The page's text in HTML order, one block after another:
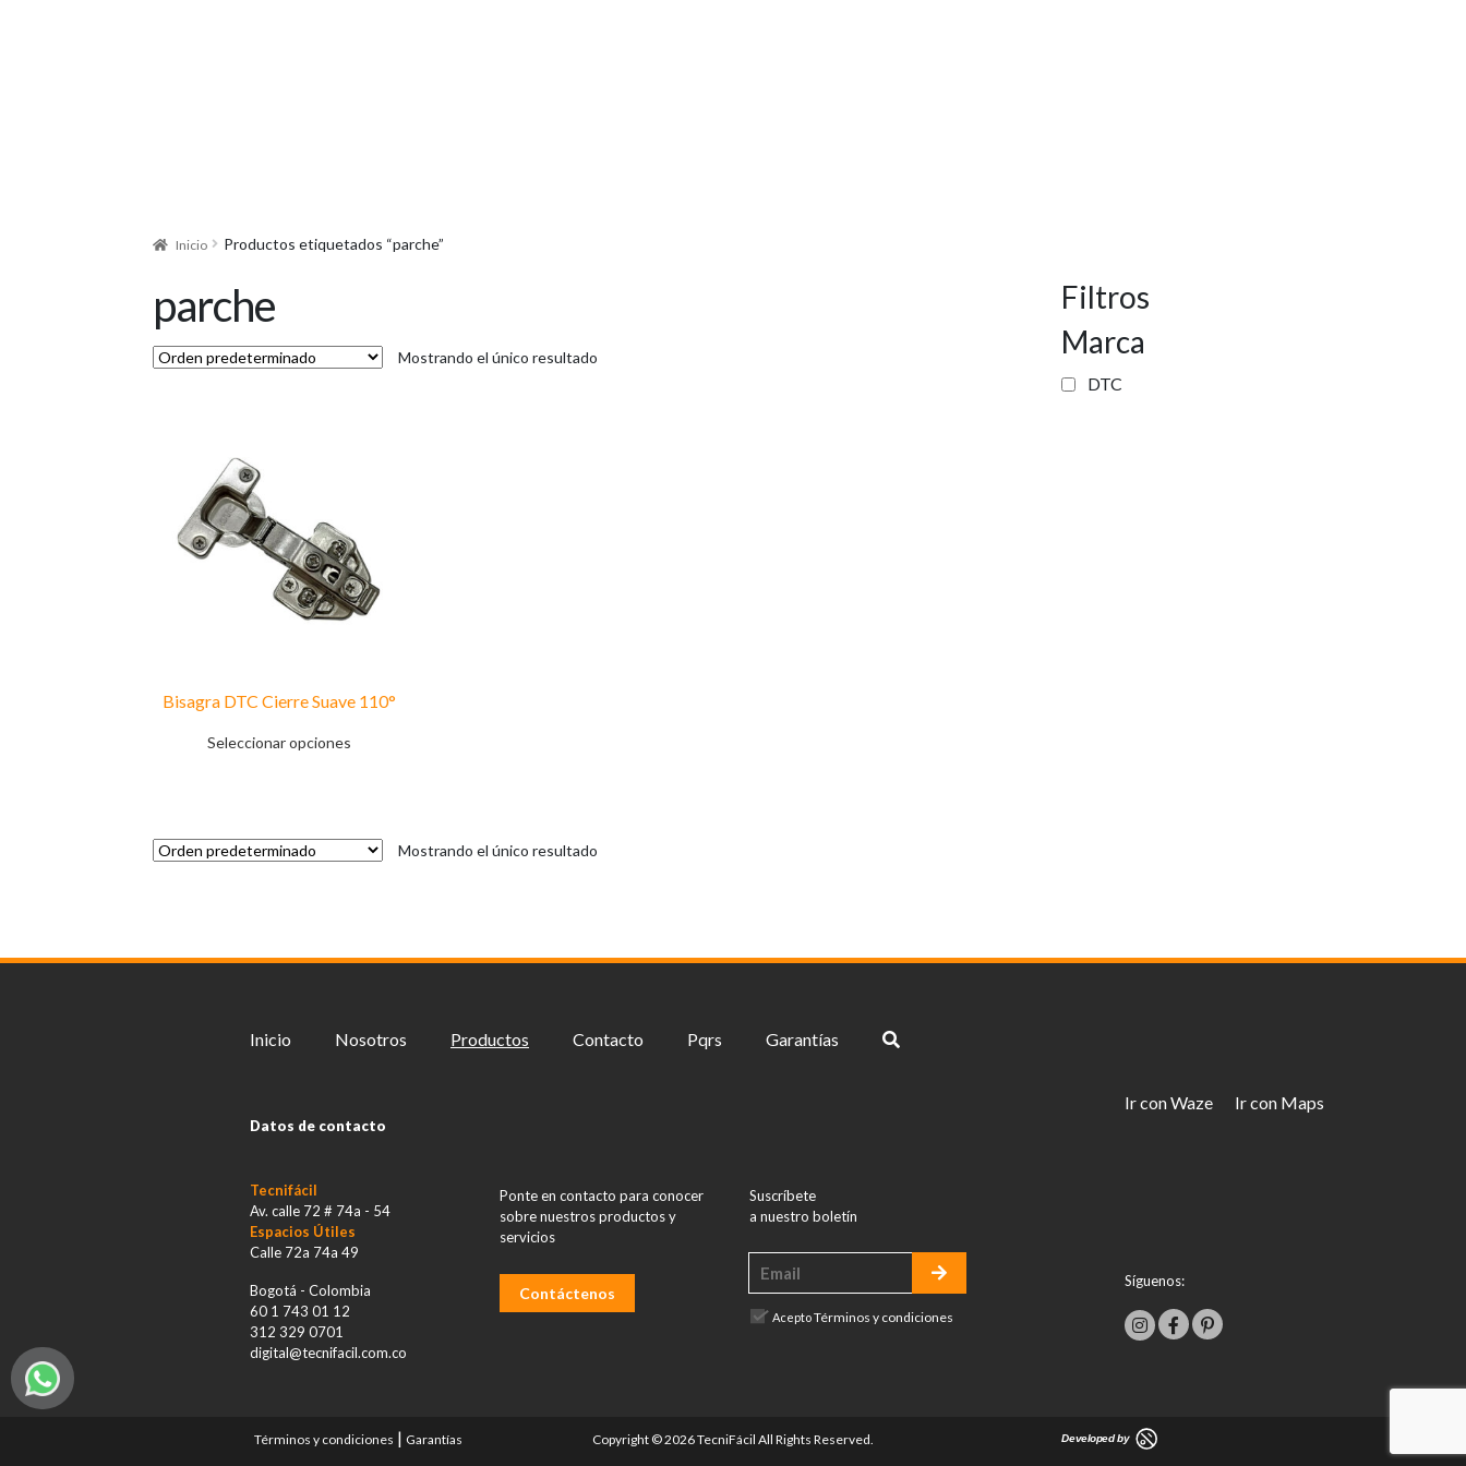
Inicio Productos etiquetados “parche”
parche
Mostrando el único resultado
Bisagra DTC Cierre Suave 110°
Seleccionar opciones
Las
opciones
en
producto
Mostrando el único resultado
Filtros
Marca
DTC
Inicio Nosotros Productos Contacto Pqrs Garantías
Datos de contacto
Tecnifácil
Av. calle 72 # 74a - 54
Espacios Útiles
Calle 72a 74a 49
Bogotá - Colombia
60 1 743 01 12
312 329 0701
digital@tecnifacil.com.co
Ponte en contacto para conocer
sobre nuestros productos y
servicios
Contáctenos
Suscríbete
a nuestro boletín
AceptoTérminos y condiciones
Ir con Waze Ir con Maps
Síguenos:
Términos y condiciones | Garantías Copyright © 2026 TecniFácil All Rights Reserved.